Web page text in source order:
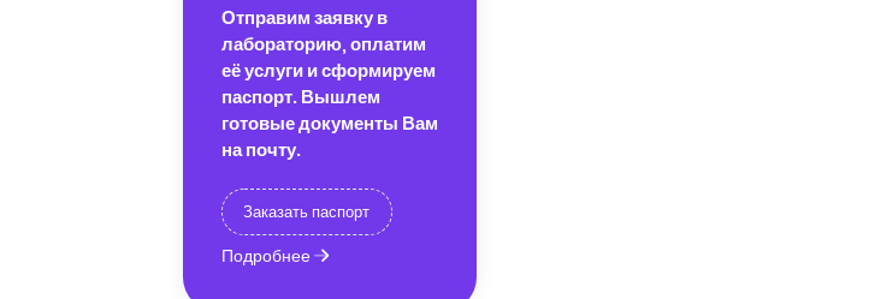
Отправим заявку в
лабораторию, оплатим
её услуги и сформируем
паспорт. Вышлем
готовые документы Вам
на почту.
Заказать паспорт
Подробнее